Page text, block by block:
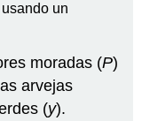
un
moradas (P)
arvejas
(y).